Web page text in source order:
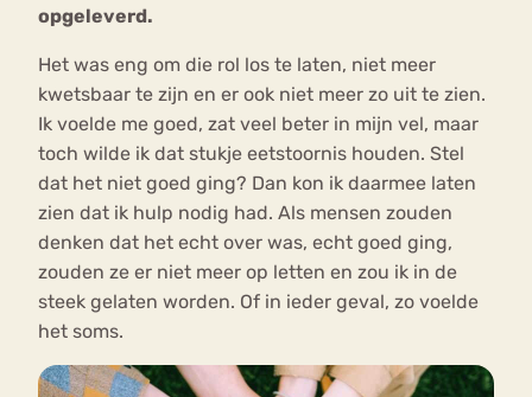
opgeleverd.
Het was eng om die rol los te laten, niet meer
kwetsbaar te zijn en er ook niet meer zo uit te zien.
Ik voelde me goed, zat veel beter in mijn vel, maar
toch wilde ik dat stukje eetstoornis houden. Stel
dat het niet goed ging? Dan kon ik daarmee laten
zien dat ik hulp nodig had. Als mensen zouden
denken dat het echt over was, echt goed ging,
zouden ze er niet meer op letten en zou ik in de
steek gelaten worden. Of in ieder geval, zo voelde
het soms.